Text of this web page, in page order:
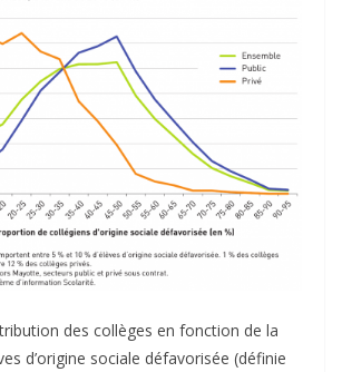
des collèges en fonction de la
d’origine sociale défavorisée (définie